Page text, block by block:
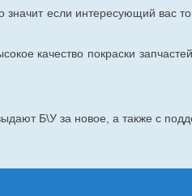
если интересующий вас
качество покраски
Б\У за новое, а также с